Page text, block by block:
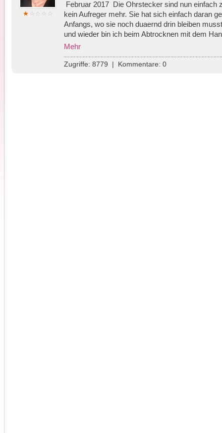
Februar 2017 Die Ohrstecker sind nun einfach
kein Aufreger mehr. Sie hat sich einfach daran
Anfangs, wo sie noch duaernd drin bleiben
und wieder bin ich beim Abtrocknen mit dem
Mehr
Zugriffe: 8779 | Kommentare: 0